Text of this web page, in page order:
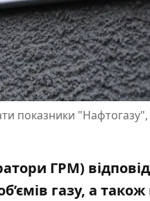
показники "Нафтогазу",
ГРМ)
газу, а